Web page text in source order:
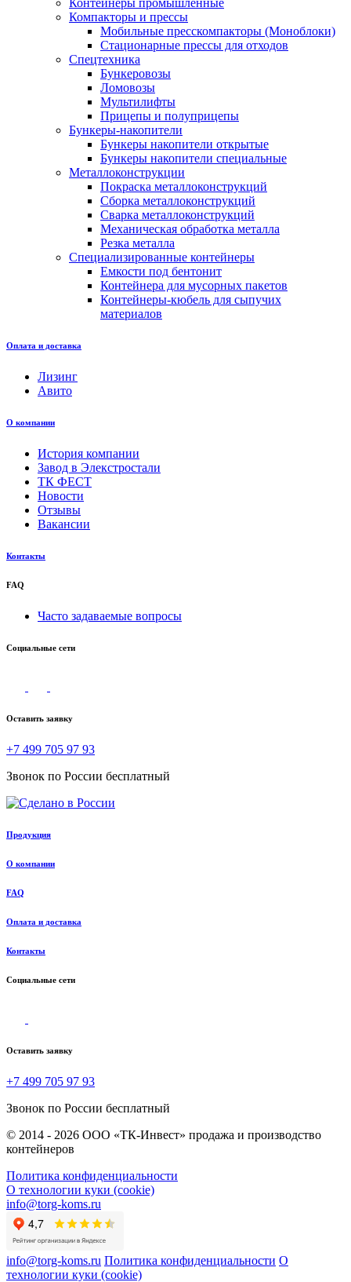
Контейнеры промышленные
Компакторы и прессы
Мобильные пресскомпакторы (Моноблоки)
Стационарные прессы для отходов
Спецтехника
Бункеровозы
Ломовозы
Мультилифты
Прицепы и полуприцепы
Бункеры-накопители
Бункеры накопители открытые
Бункеры накопители специальные
Металлоконструкции
Покраска металлоконструкций
Сборка металлоконструкций
Сварка металлоконструкций
Механическая обработка металла
Резка металла
Специализированные контейнеры
Емкости под бентонит
Контейнера для мусорных пакетов
Контейнеры-кюбель для сыпучих
материалов
Оплата и доставка
Лизинг
Авито
О компании
История компании
Завод в Элекстростали
ТК ФЕСТ
Новости
Отзывы
Вакансии
Контакты
FAQ
Часто задаваемые вопросы
Социальные сети
Оставить заявку
+7 499 705 97 93
Звонок по России бесплатный
Продукция
О компании
FAQ
Оплата и доставка
Контакты
Социальные сети
Оставить заявку
+7 499 705 97 93
Звонок по России бесплатный
© 2014 - 2026 ООО «ТК-Инвест» продажа и производство
контейнеров
Политика конфиденциальности
О технологии куки (cookie)
info@torg-koms.ru
info@torg-koms.ru Политика конфиденциальности О
технологии куки (cookie)